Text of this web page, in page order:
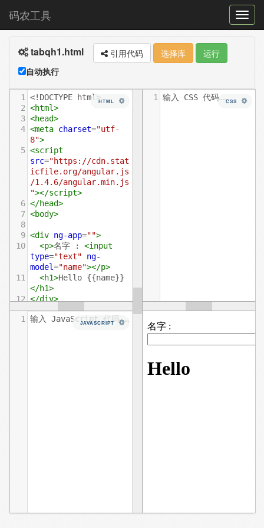
菜
单
码农工具
tabqh1.html 引用代码 选择库
运行
自动执行
1
<!DOCTYPE html>
2 <html>
3 <head>
4 <meta charset="utf-
8">
5 <script
src="https://cdn.stat
icfile.org/angular.js
/1.4.6/angular.min.js
"></script>
6 </head>
7 <body>
8
9 <div ng-app="">
10
<p>名字 : <input
type="text"
ng-
model="name"></p>
11
<h1>Hello {{name}}
</h1>
12 </div>
13
14 </body>
HTML
输入 JavaScript 代码……
1 JAVASCRIPT
输入 CSS 代码……
1 CSS